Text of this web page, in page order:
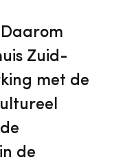
Zuid-
met de
de